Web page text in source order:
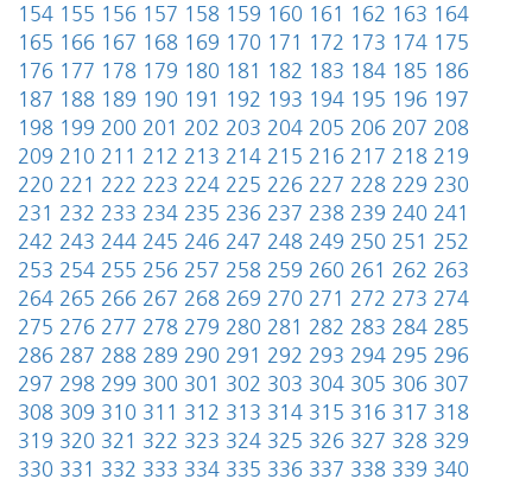
154 155 156 157 158 159 160 161 162 163 164
165 166 167 168 169 170 171 172 173 174 175
176 177 178 179 180 181 182 183 184 185 186
187 188 189 190 191 192 193 194 195 196 197
198 199 200 201 202 203 204 205 206 207 208
209 210 211 212 213 214 215 216 217 218 219
220 221 222 223 224 225 226 227 228 229 230
231 232 233 234 235 236 237 238 239 240 241
242 243 244 245 246 247 248 249 250 251 252
253 254 255 256 257 258 259 260 261 262 263
264 265 266 267 268 269 270 271 272 273 274
275 276 277 278 279 280 281 282 283 284 285
286 287 288 289 290 291 292 293 294 295 296
297 298 299 300 301 302 303 304 305 306 307
308 309 310 311 312 313 314 315 316 317 318
319 320 321 322 323 324 325 326 327 328 329
330 331 332 333 334 335 336 337 338 339 340